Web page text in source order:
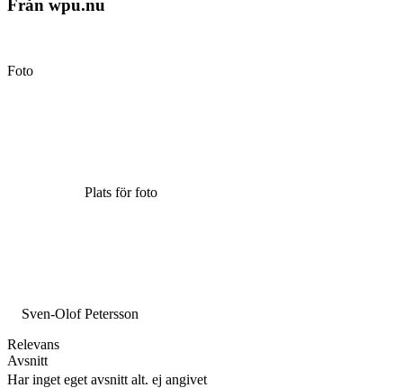
Från wpu.nu
Foto
Plats för foto
Sven-Olof Petersson
Relevans
Avsnitt
Har inget eget avsnitt alt. ej angivet